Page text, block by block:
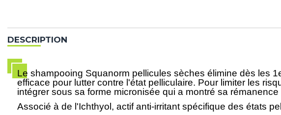
DESCRIPTION
Le shampooing Squanorm pellicules sèches élimine dès les
efficace pour lutter contre l'état pelliculaire. Pour limiter les
intégrer sous sa forme micronisée qui a montré sa
Associé à de l'Ichthyol, actif anti-irritant spécifique des états